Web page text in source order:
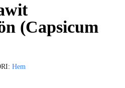
(Capsicum
Hem